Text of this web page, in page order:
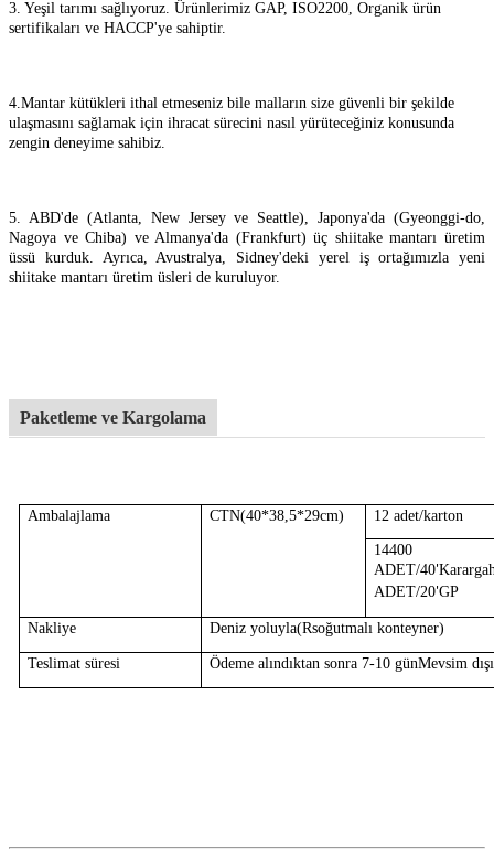
3. Yeşil tarımı sağlıyoruz. Ürünlerimiz GAP, ISO2200, Organik ürün
sertifikaları ve HACCP'ye sahiptir.
4. Mantar kütükleri ithal etmeseniz bile malların size güvenli bir şekilde
ulaşmasını sağlamak için ihracat sürecini nasıl yürüteceğiniz konusunda
zengin deneyime sahibiz.
5. ABD'de (Atlanta, New Jersey ve Seattle), Japonya'da (Gyeonggi-do,
Nagoya ve Chiba) ve Almanya'da (Frankfurt) üç shiitake mantarı üretim
üssü kurduk. Ayrıca, Avustralya, Sidney'deki yerel iş ortağımızla yeni
shiitake mantarı üretim üsleri de kuruluyor.
Paketleme ve Kargolama
Ambalajlama CTN(40*38,5*29cm) 12 adet/karton
14400
ADET/40'
ADET/20'GP
Nakliye Deniz yoluyla(Rsoğutmalı konteyner)
Teslimat süresi Ödeme alındıktan sonra 7-10 günMevsim